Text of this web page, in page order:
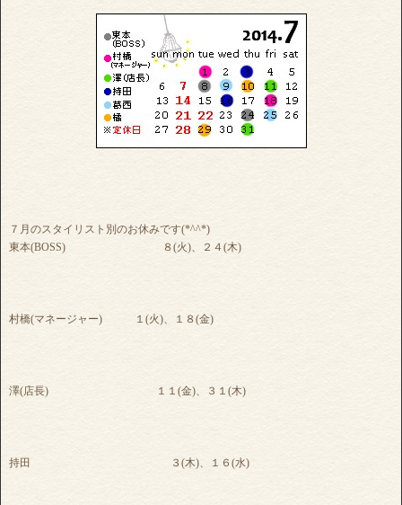
７月のスタイリスト別のお休みです(*^^*)
東本(BOSS) ８(火)、２４(木)
村橋(マネージャー) １(火)、１８(金)
澤(店長) １１(金)、３１(木)
持田 ３(木)、１６(水)